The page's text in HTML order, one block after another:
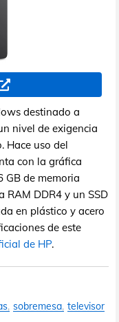
destinado a
nivel de exigencia
Hace uso del
con la gráfica
GB de memoria
RAM DDR4 y un SSD
en plástico y acero
de este
de HP.
sobremesa televisor